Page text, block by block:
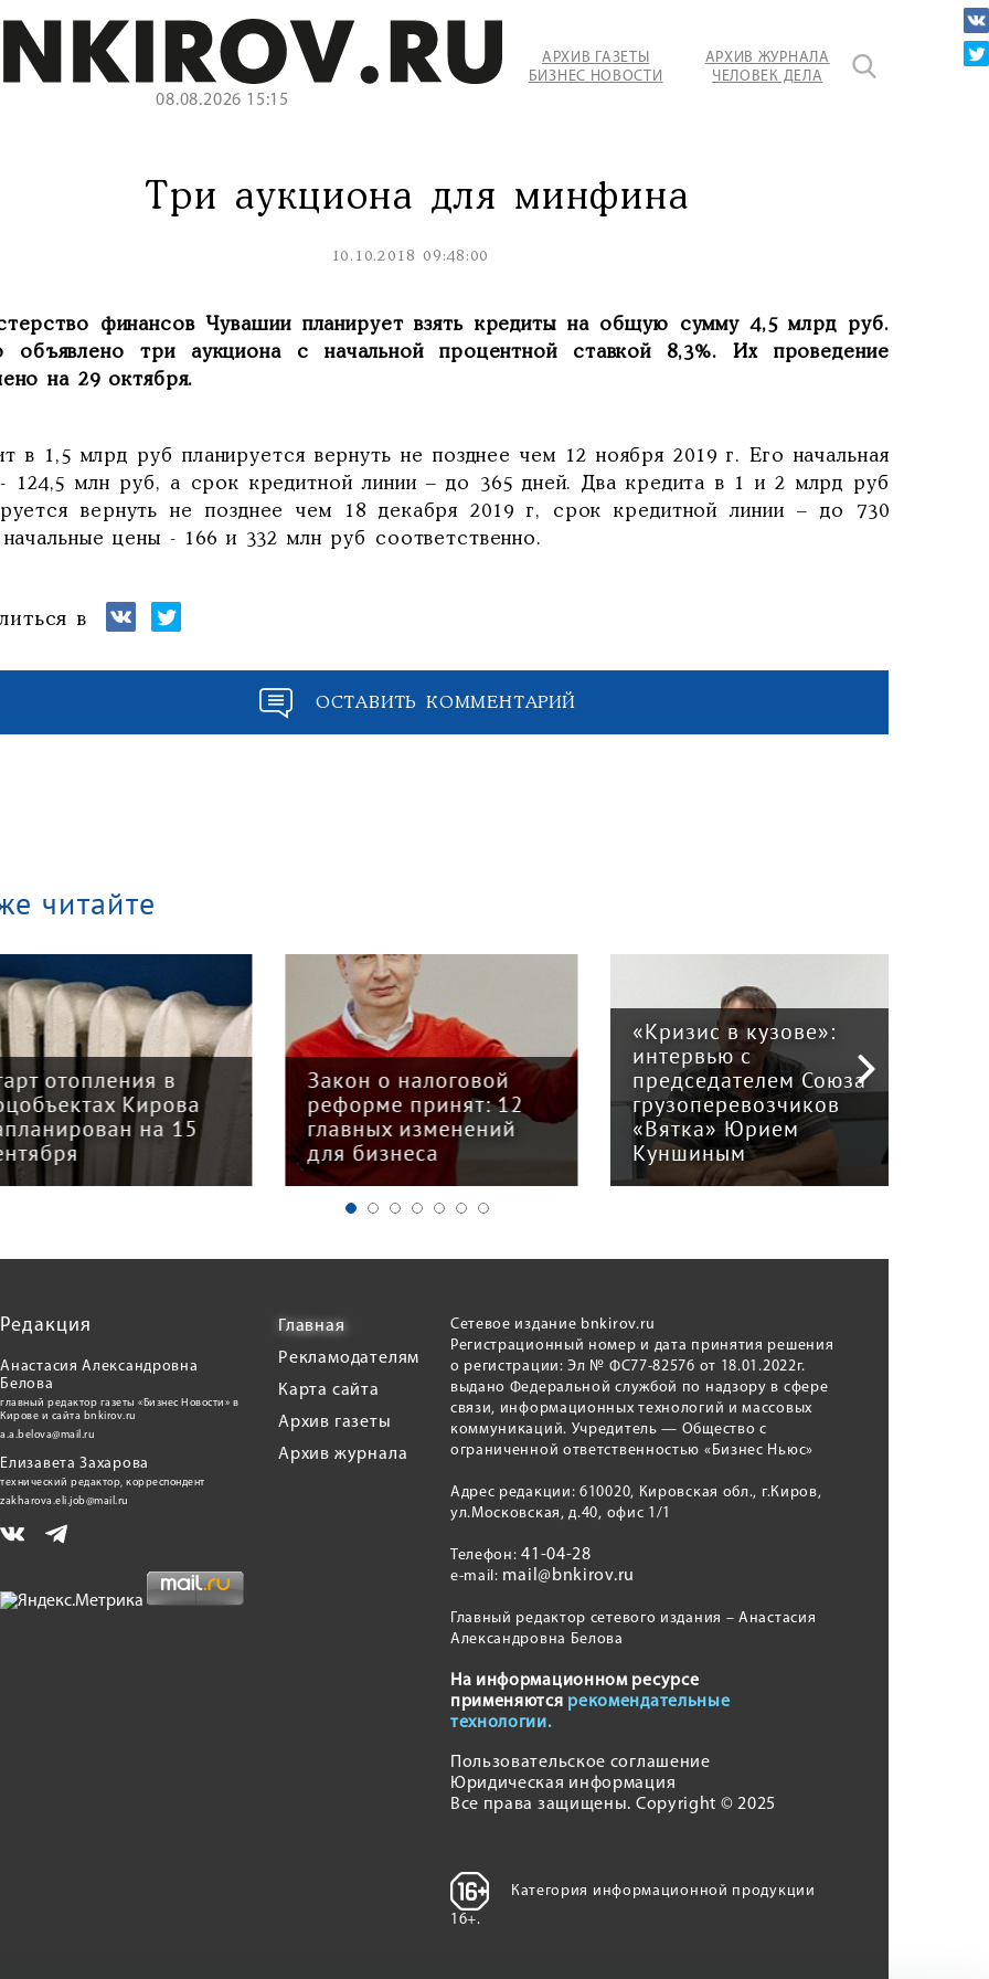
08.08.2026 15:15
АРХИВ ГАЗЕТЫ
БИЗНЕС НОВОСТИ
АРХИВ ЖУРНАЛА
ЧЕЛОВЕК ДЕЛА
Три аукциона для минфина
10.10.2018 09:48:00
финансов Чувашии планирует взять кредиты на общую сумму 4,5 млрд руб.
объявлено три аукциона с начальной процентной ставкой 8,3%. Их проведение
на 29 октября.
в 1,5 млрд руб планируется вернуть не позднее чем 12 ноября 2019 г. Его начальная
124,5 млн руб, а срок кредитной линии – до 365 дней. Два кредита в 1 и 2 млрд руб
вернуть не позднее чем 18 декабря 2019 г, срок кредитной линии – до 730
начальные цены - 166 и 332 млн руб соответственно.
в
ОСТАВИТЬ КОММЕНТАРИЙ
читайте
отопления в
Кирова
на 15
Закон о налоговой
реформе принят: 12
главных изменений
для бизнеса
«Кризис в кузове»:
интервью с
председателем Союза
грузоперевозчиков
«Вятка» Юрием
Куншиным
Редакция
Анастасия Александровна
Белова
главный редактор газеты «Бизнес Новости» в
Кирове и сайта bnkirov.ru
a.a.belova@mail.ru
Елизавета Захарова
технический редактор, корреспондент
zakharova.eli.job@mail.ru
Главная
Рекламодателям
Карта сайта
Архив газеты
Архив журнала
Сетевое издание bnkirov.ru
Регистрационный номер и дата принятия решения
о регистрации: Эл № ФС77-82576 от 18.01.2022г.
выдано Федеральной службой по надзору в сфере
связи, информационных технологий и массовых
коммуникаций. Учредитель — Общество с
ограниченной ответственностью «Бизнес Ньюс»
Адрес редакции: 610020, Кировская обл., г.Киров,
ул.Московская, д.40, офис 1/1
Телефон:41-04-28
e-mail: mail@bnkirov.ru
Главный редактор сетевого издания – Анастасия
Александровна Белова
На информационном ресурсе
применяются рекомендательные
технологии.
Пользовательское соглашение
Юридическая информация
Все права защищены. Copyright © 2025
Категория информационной продукции
16+.